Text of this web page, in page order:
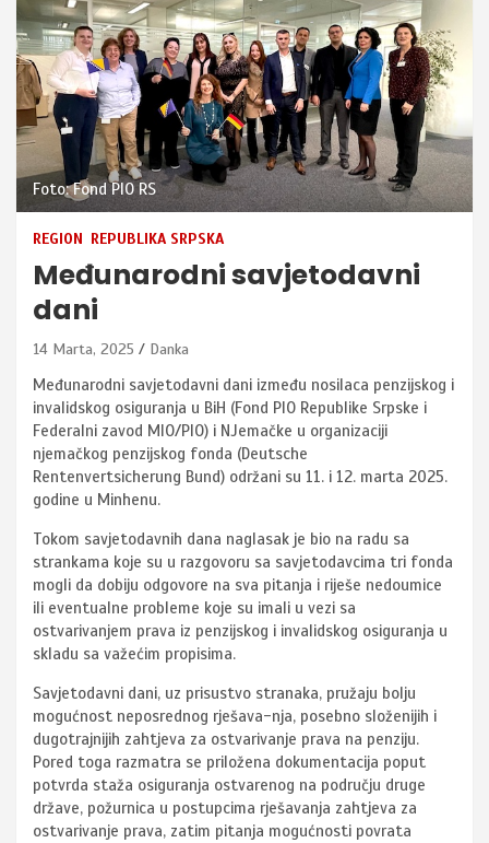
Foto: Fond PIO RS
REGION REPUBLIKA SRPSKA
Međunarodni savjetodavni
dani
14 Marta, 2025 Danka
Međunarodni savjetodavni dani između nosilaca penzijskog i
invalidskog osiguranja u BiH (Fond PIO Republike Srpske i
Federalni zavod MIO/PIO) i NJemačke u organizaciji
njemačkog penzijskog fonda (Deutsche
Rentenvertsicherung Bund) održani su 11. i 12. marta 2025.
godine u Minhenu.
Tokom savjetodavnih dana naglasak je bio na radu sa
strankama koje su u razgovoru sa savjetodavcima tri fonda
mogli da dobiju odgovore na sva pitanja i riješe nedoumice
ili eventualne probleme koje su imali u vezi sa
ostvarivanjem prava iz penzijskog i invalidskog osiguranja u
skladu sa važećim propisima.
Savjetodavni dani, uz prisustvo stranaka, pružaju bolju
mogućnost neposrednog rješava-nja, posebno složenijih i
dugotrajnijih zahtjeva za ostvarivanje prava na penziju.
Pored toga razmatra se priložena dokumentacija poput
potvrda staža osiguranja ostvarenog na području druge
države, požurnica u postupcima rješavanja zahtjeva za
ostvarivanje prava, zatim pitanja mogućnosti povrata